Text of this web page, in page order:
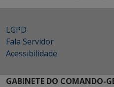
LGPD
Fala Servidor
Acessibilidade
GABINETE DO COMANDO-